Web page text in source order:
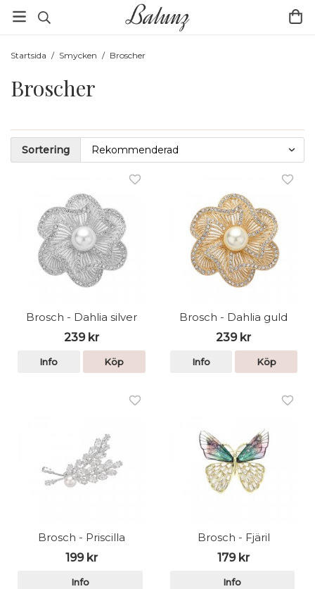
Startsida / Smycken / Broscher
Broscher
Sortering
Brosch - Dahlia silver
239 kr
Info Köp
Brosch - Dahlia guld
239 kr
Info Köp
Brosch - Priscilla
199 kr
Info
Brosch - Fjäril
179 kr
Info